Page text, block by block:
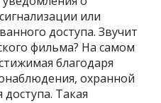
или
доступа. Звучит
фильма? На самом
благодаря
охранной
Такая